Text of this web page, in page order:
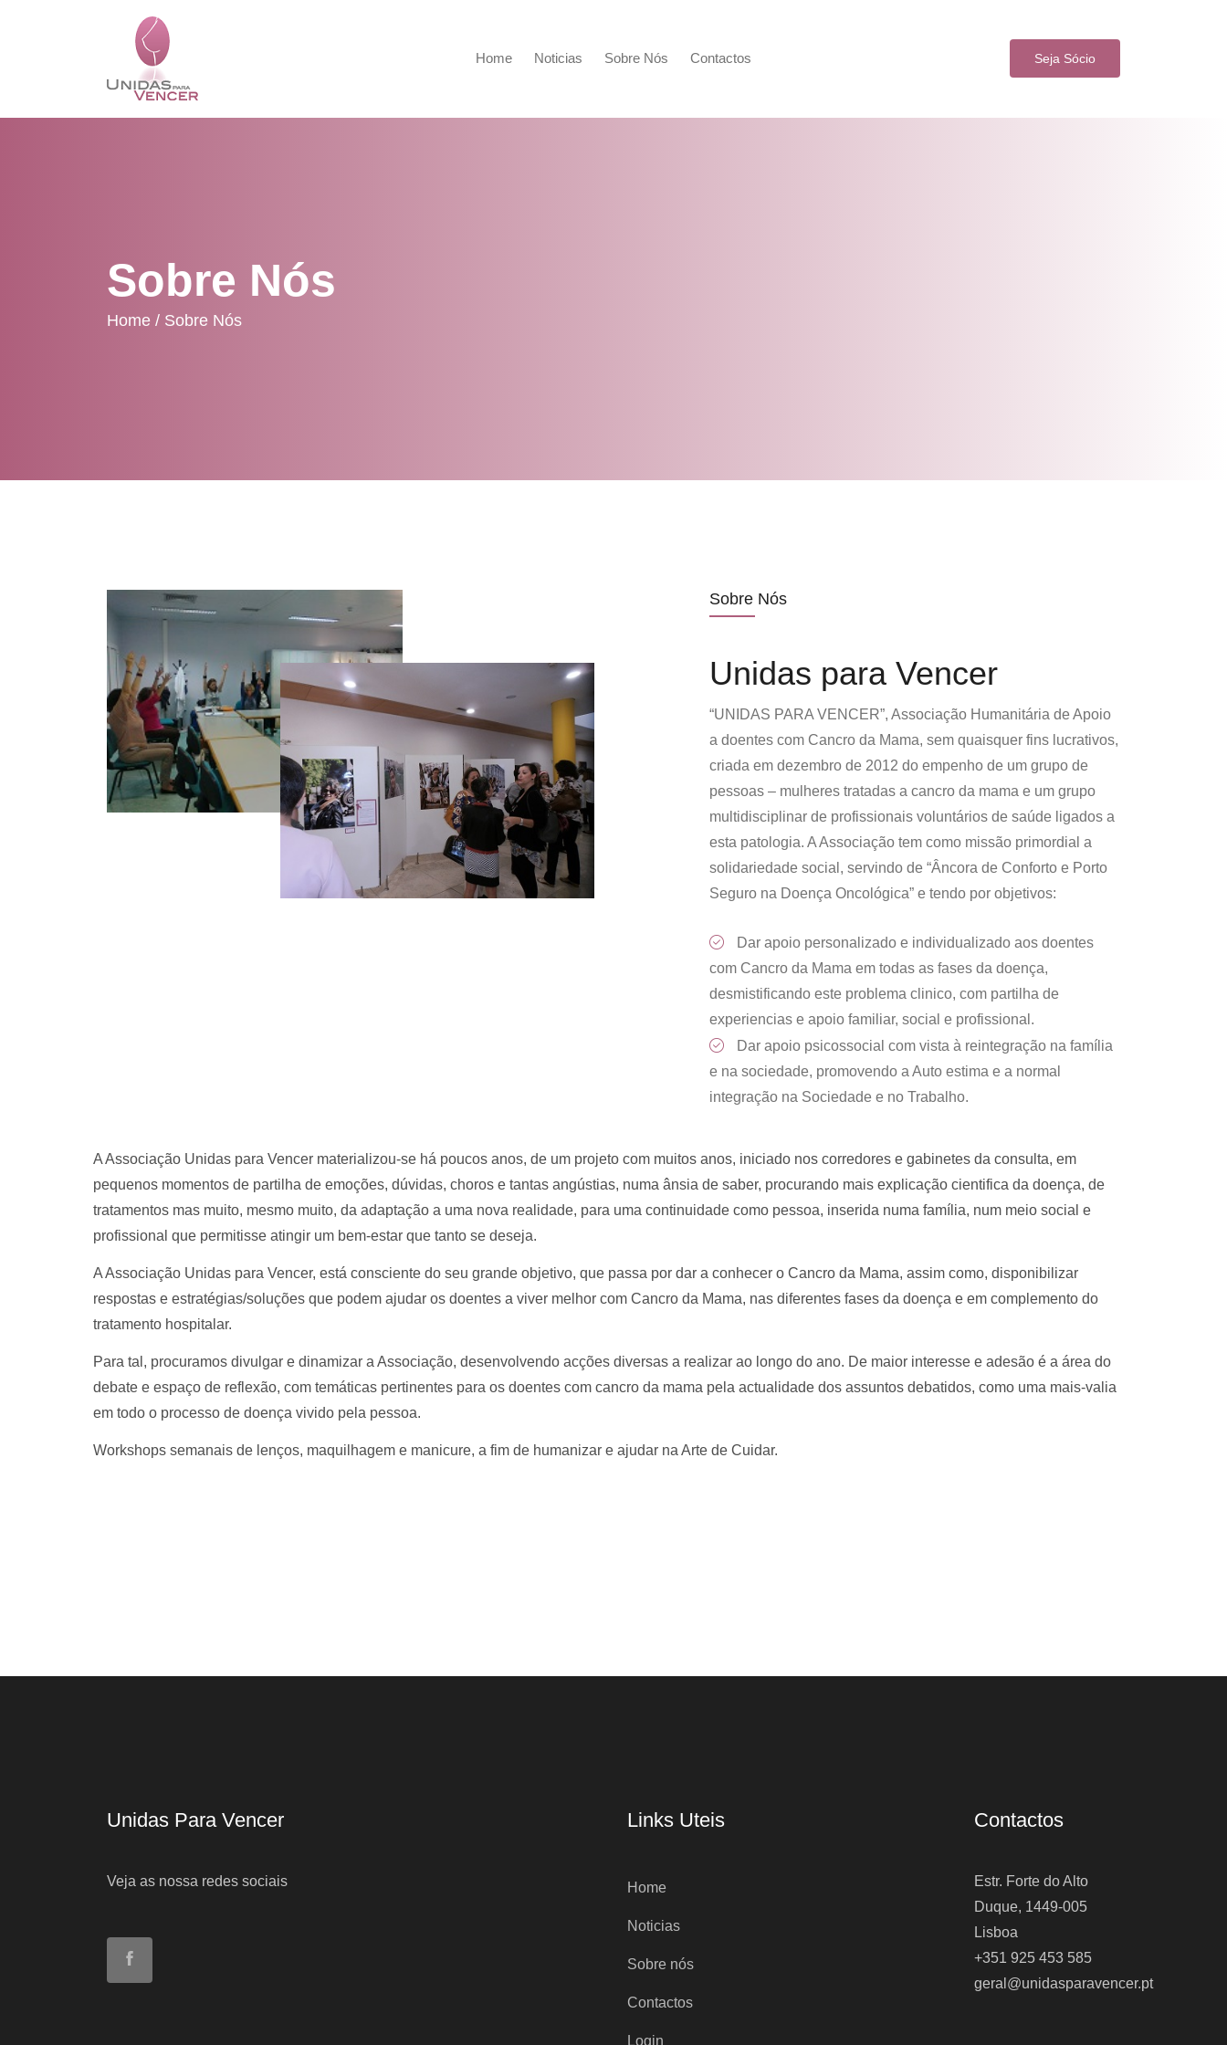
Home Noticias Sobre Nós Contactos Seja Sócio
Sobre Nós
Home / Sobre Nós
Sobre Nós
Unidas para Vencer
“UNIDAS PARA VENCER”, Associação Humanitária de Apoio
a doentes com Cancro da Mama, sem quaisquer fins lucrativos,
criada em dezembro de 2012 do empenho de um grupo de
pessoas – mulheres tratadas a cancro da mama e um grupo
multidisciplinar de profissionais voluntários de saúde ligados a
esta patologia. A Associação tem como missão primordial a
solidariedade social, servindo de “Âncora de Conforto e Porto
Seguro na Doença Oncológica” e tendo por objetivos:
Dar apoio personalizado e individualizado aos doentes
com Cancro da Mama em todas as fases da doença,
desmistificando este problema clinico, com partilha de
experiencias e apoio familiar, social e profissional.
Dar apoio psicossocial com vista à reintegração na família
e na sociedade, promovendo a Auto estima e a normal
integração na Sociedade e no Trabalho.
A Associação Unidas para Vencer materializou-se há poucos anos, de um projeto com muitos anos, iniciado nos corredores e gabinetes da consulta, em
pequenos momentos de partilha de emoções, dúvidas, choros e tantas angústias, numa ânsia de saber, procurando mais explicação cientifica da doença, de
tratamentos mas muito, mesmo muito, da adaptação a uma nova realidade, para uma continuidade como pessoa, inserida numa família, num meio social e
profissional que permitisse atingir um bem-estar que tanto se deseja.
A Associação Unidas para Vencer, está consciente do seu grande objetivo, que passa por dar a conhecer o Cancro da Mama, assim como, disponibilizar
respostas e estratégias/soluções que podem ajudar os doentes a viver melhor com Cancro da Mama, nas diferentes fases da doença e em complemento do
tratamento hospitalar.
Para tal, procuramos divulgar e dinamizar a Associação, desenvolvendo acções diversas a realizar ao longo do ano. De maior interesse e adesão é a área do
debate e espaço de reflexão, com temáticas pertinentes para os doentes com cancro da mama pela actualidade dos assuntos debatidos, como uma mais-valia
em todo o processo de doença vivido pela pessoa.
Workshops semanais de lenços, maquilhagem e manicure, a fim de humanizar e ajudar na Arte de Cuidar.
Unidas Para Vencer
Veja as nossa redes sociais
Links Uteis
Home
Noticias
Sobre nós
Contactos
Login
Contactos
Estr. Forte do Alto
Duque, 1449-005
Lisboa
+351 925 453 585
geral@unidasparavencer.pt